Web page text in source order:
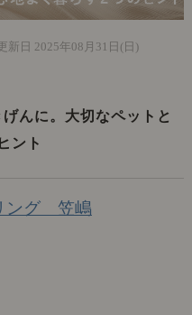
新日 2025年08月31日(日)
んに。大切なペットと
ント
ング 笠嶋